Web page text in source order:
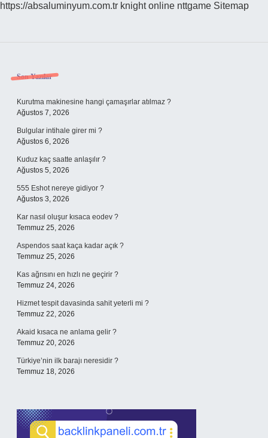
https://absaluminyum.com.tr knight online nttgame Sitemap
Sidebar
Son Yazılar
Kurutma makinesine hangi çamaşırlar atılmaz ?
Ağustos 7, 2026
Bulgular intihale girer mi ?
Ağustos 6, 2026
Kuduz kaç saatte anlaşılır ?
Ağustos 5, 2026
555 Eshot nereye gidiyor ?
Ağustos 3, 2026
Kar nasıl oluşur kısaca eodev ?
Temmuz 25, 2026
Aspendos saat kaça kadar açık ?
Temmuz 25, 2026
Kas ağrısını en hızlı ne geçirir ?
Temmuz 24, 2026
Hizmet tespit davasinda sahit yeterli mi ?
Temmuz 22, 2026
Akaid kısaca ne anlama gelir ?
Temmuz 20, 2026
Türkiye’nin ilk barajı neresidir ?
Temmuz 18, 2026